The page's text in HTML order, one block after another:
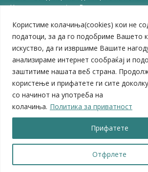
Користиме колачиња(cookies) кои не
податоци, за да го подобриме Вашето
искуство, да ги извршиме Вашите
анализираме интернет сообраќај и
заштитиме нашата веб страна.
користење и прифатете ги сите
со начинот на употреба на
колачиња. Политика за приватност
Отфрлете
Прифатете
Центар за развој на Вардарски плански
ЈПССО „Парк – спорт и паркинзи“
ЛБ „Гоце Делчев“
ЛУ „Народен Музеј“
Влада на Република Северна Македонија
Собрание на Република Северна
Министерство за финансии
Министерство за транспорт
Министерство за локална самоуправа
Министерство за дигитална
Министерство за јавна администрација
Министерство за образование и наука
© 2026 Општина Велес | Сите права
Мапа на веб-страницата|Политика за